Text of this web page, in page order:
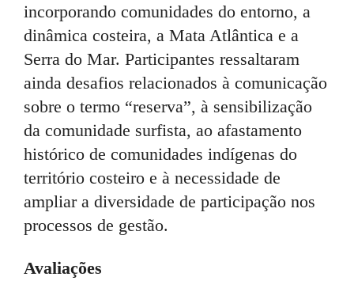
incorporando comunidades do entorno, a
dinâmica costeira, a Mata Atlântica e a
Serra do Mar. Participantes ressaltaram
ainda desafios relacionados à comunicação
sobre o termo “reserva”, à sensibilização
da comunidade surfista, ao afastamento
histórico de comunidades indígenas do
território costeiro e à necessidade de
ampliar a diversidade de participação nos
processos de gestão.
Avaliações